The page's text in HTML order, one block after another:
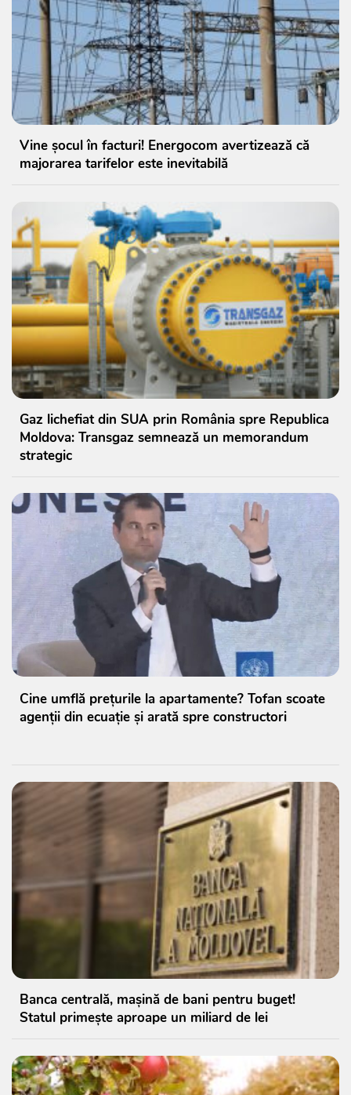
Vine șocul în facturi! Energocom avertizează că
majorarea tarifelor este inevitabilă
Gaz lichefiat din SUA prin România spre Republica
Moldova: Transgaz semnează un memorandum
strategic
Cine umflă prețurile la apartamente? Tofan scoate
agenții din ecuație și arată spre constructori
Banca centrală, mașină de bani pentru buget!
Statul primește aproape un miliard de lei